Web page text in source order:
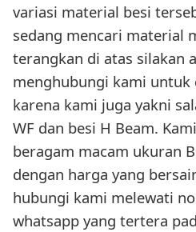
variasi material besi
sedang mencari material
terangkan di atas silakan
menghubungi kami untuk
karena kami juga yakni
WF dan besi H Beam.
beragam macam ukuran
dengan harga yang
hubungi kami melewati
whatsapp yang tertera